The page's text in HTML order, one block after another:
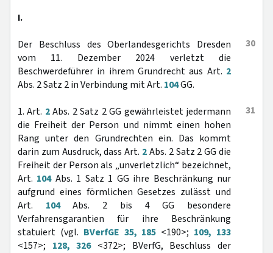
I.
30
Der Beschluss des Oberlandesgerichts Dresden
vom 11. Dezember 2024 verletzt die
Beschwerdeführer in ihrem Grundrecht aus Art. 2
Abs. 2 Satz 2 in Verbindung mit Art. 104GG.
31
1. Art. 2Abs. 2 Satz 2 GG gewährleistet jedermann
die Freiheit der Person und nimmt einen hohen
Rang unter den Grundrechten ein. Das kommt
darin zum Ausdruck, dass Art. 2Abs. 2 Satz 2 GG die
Freiheit der Person als „unverletzlich“ bezeichnet,
Art. 104Abs. 1 Satz 1 GG ihre Beschränkung nur
aufgrund eines förmlichen Gesetzes zulässt und
Art. 104Abs. 2 bis 4 GG besondere
Verfahrensgarantien für ihre Beschränkung
statuiert (vgl. BVerfGE 35, 185 <190>; 109, 133
<157>; 128, 326<372>; BVerfG, Beschluss der